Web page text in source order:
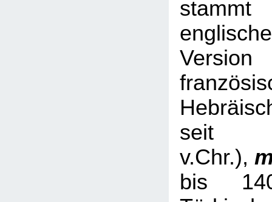
englische
v.Chr.),
bis